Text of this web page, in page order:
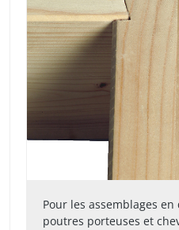
Pour les assemblages
poutres porteuses et